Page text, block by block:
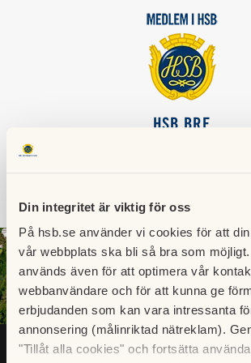
Din integritet är viktig för oss
På hsb.se använder vi cookies för att
vår webbplats ska bli så bra som
används även för att optimera vår
webbanvändare och för att kunna ge
erbjudanden som kan vara intressanta
annonsering (målinriktad nätreklam).
"Tillåt alla cookies" och fortsätta
HSB BRF